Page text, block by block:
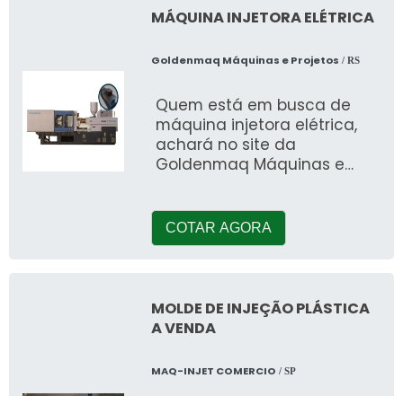
injetora;
MÁQUINA INJETORA ELÉTRICA
Goldenmaq Máquinas e Projetos / RS
Quem está em busca de
máquina injetora elétrica,
achará no site da
Goldenmaq Máquinas e
COTAR AGORA
MOLDE DE INJEÇÃO PLÁSTICA
A VENDA
MAQ-INJET COMERCIO / SP